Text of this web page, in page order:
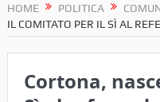
HOME POLITICA
IL COMITATO PER IL SÌ AL
Cortona,